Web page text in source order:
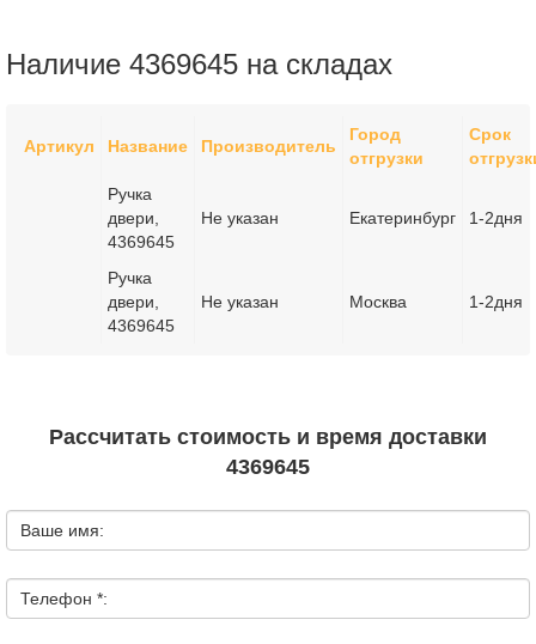
Наличие 4369645 на складах
Артикул Название Производитель
Город
отгрузки
Срок
Ручка
двери,
4369645
Не указан Екатеринбург 1-2дня
Ручка
двери,
4369645
Не указан Москва 1-2дня
Рассчитать стоимость и время доставки
4369645
Ваше имя:
Телефон *: